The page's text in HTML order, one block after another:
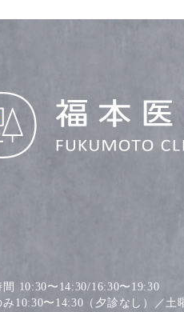
間 10:30〜14:30/16:30〜19:30
み10:30〜14:30（夕診なし）／土